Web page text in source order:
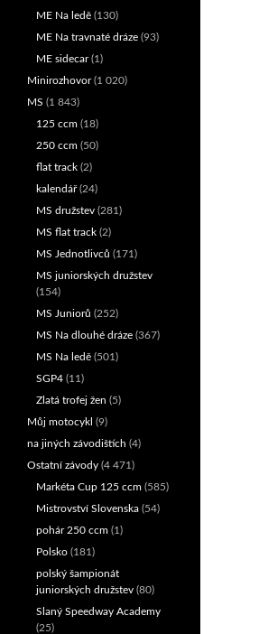
ME Na ledě (130)
ME Na travnaté dráze (93)
ME sidecar(1)
Minirozhovor(1 020)
MS (1 843)
125 ccm (18)
250 ccm (50)
flat track (2)
kalendář(24)
MS družstev (281)
MS flat track (2)
MS Jednotlivců (171)
MS juniorských družstev
(154)
MS Juniorů (252)
MS Na dlouhé dráze (367)
MS Na ledě (501)
SGP4 (11)
Zlatá trofej žen (5)
Můj motocykl (9)
na jiných závodištích (4)
Ostatní závody (4 471)
Markéta Cup 125 ccm (585)
Mistrovství Slovenska (54)
pohár 250 ccm (1)
Polsko (181)
polský šampionát
juniorských družstev (80)
Slaný Speedway Academy
(25)